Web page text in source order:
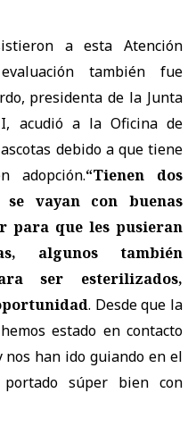
a esta Atención
también fue
presidenta de la Junta
acudió a la Oficina de
debido a que tiene
adopción.“Tienen dos
se vayan con buenas
para que les pusieran
algunos también
ser esterilizados,
. Desde que la
estado en contacto
nos han ido guiando en el
súper bien con